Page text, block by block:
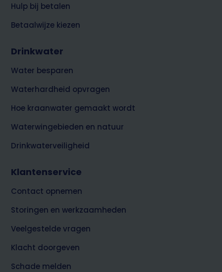
Hulp bij betalen
Betaalwijze kiezen
Drinkwater
Water besparen
Waterhardheid opvragen
Hoe kraanwater gemaakt wordt
Waterwingebieden en natuur
Drinkwaterveiligheid
Klantenservice
Contact opnemen
Storingen en werkzaamheden
Veelgestelde vragen
Klacht doorgeven
Schade melden